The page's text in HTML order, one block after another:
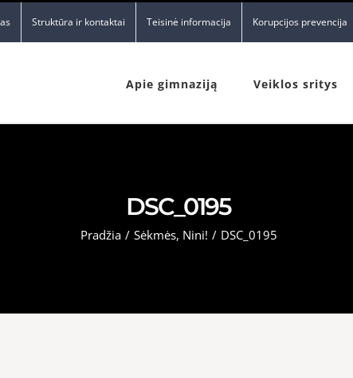
Struktūra ir kontaktai Teisinė informacija Korupcijos prevencija
Apie gimnaziją Veiklos sritys
DSC_0195
Pradžia / Sėkmės, Nini! / DSC_0195